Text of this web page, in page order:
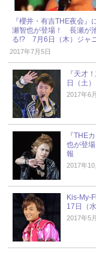
『櫻井・有吉THE夜会』
瀬智也が登場！ 長瀬が
る!? 7月6日（木）ジャ
ドル出演情報
2017年7月5日
『天才
日（土
2017年6
『THE
也が登
報
2017年10
Kis-My-
17日（
2017年5